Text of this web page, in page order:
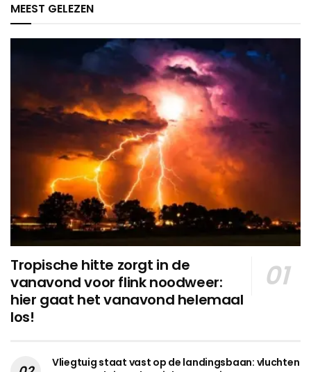
MEEST GELEZEN
Tropische hitte zorgt in de
vanavond voor flink noodweer:
hier gaat het vanavond helemaal
los!
Vliegtuig staat vast op de landingsbaan: vluchten